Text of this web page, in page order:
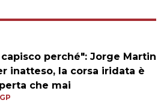
capisco perché": Jorge Martin
inatteso, la corsa iridata è
che mai